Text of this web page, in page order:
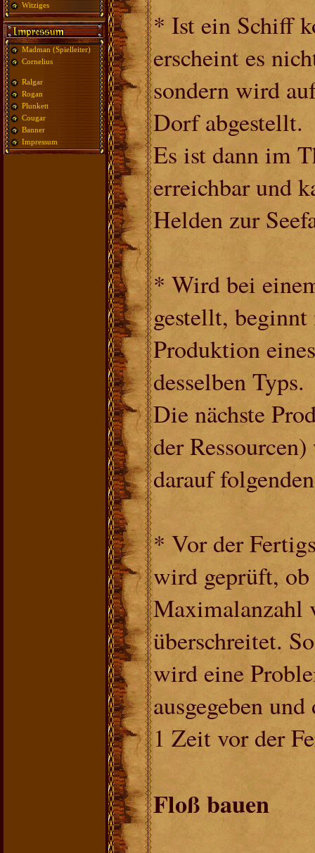
Witziges
Madman (Spielleiter)
Cornelius
Ralgar
Rogan
Plunkett
Cougar
Banner
Impressum
* Ist ein Schiff
erscheint es
sondern wird
Dorf abgestellt.
Es ist dann im
erreichbar und
Helden zur
* Wird bei
gestellt,
Produktion
desselben Typs.
Die nächste
der
darauf
* Vor der
wird geprüft, ob
Maximalanzahl
überschreitet.
wird eine
ausgegeben
1 Zeit vor der
Floß bauen